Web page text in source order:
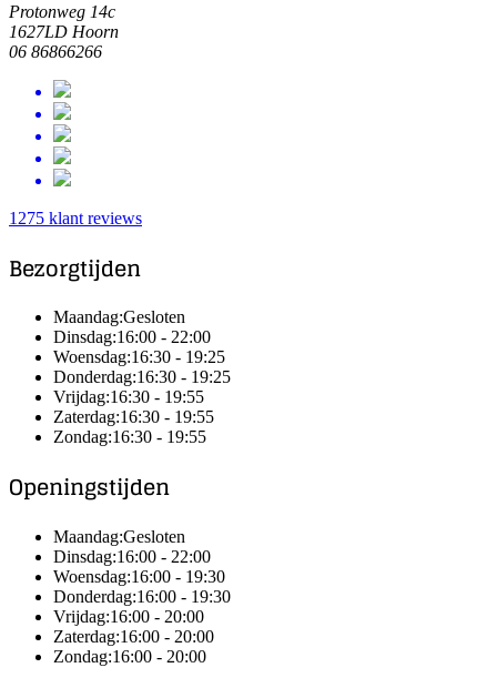
Protonweg 14c
1627LD Hoorn
06 86866266
1275 klant reviews
Bezorgtijden
Maandag:Gesloten
Dinsdag:16:00 - 22:00
Woensdag:16:30 - 19:25
Donderdag:16:30 - 19:25
Vrijdag:16:30 - 19:55
Zaterdag:16:30 - 19:55
Zondag:16:30 - 19:55
Openingstijden
Maandag:Gesloten
Dinsdag:16:00 - 22:00
Woensdag:16:00 - 19:30
Donderdag:16:00 - 19:30
Vrijdag:16:00 - 20:00
Zaterdag:16:00 - 20:00
Zondag:16:00 - 20:00